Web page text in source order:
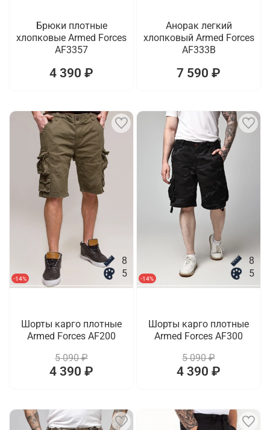
Брюки плотные
хлопковые Armed Forces
AF3357
4 390 ₽
Анорак легкий
хлопковый Armed Forces
AF333B
7 590 ₽
-14%
8
5
Шорты карго плотные
Armed Forces AF200
5 090 ₽
4 390 ₽
-14%
8
5
Шорты карго плотные
Armed Forces AF300
5 090 ₽
4 390 ₽